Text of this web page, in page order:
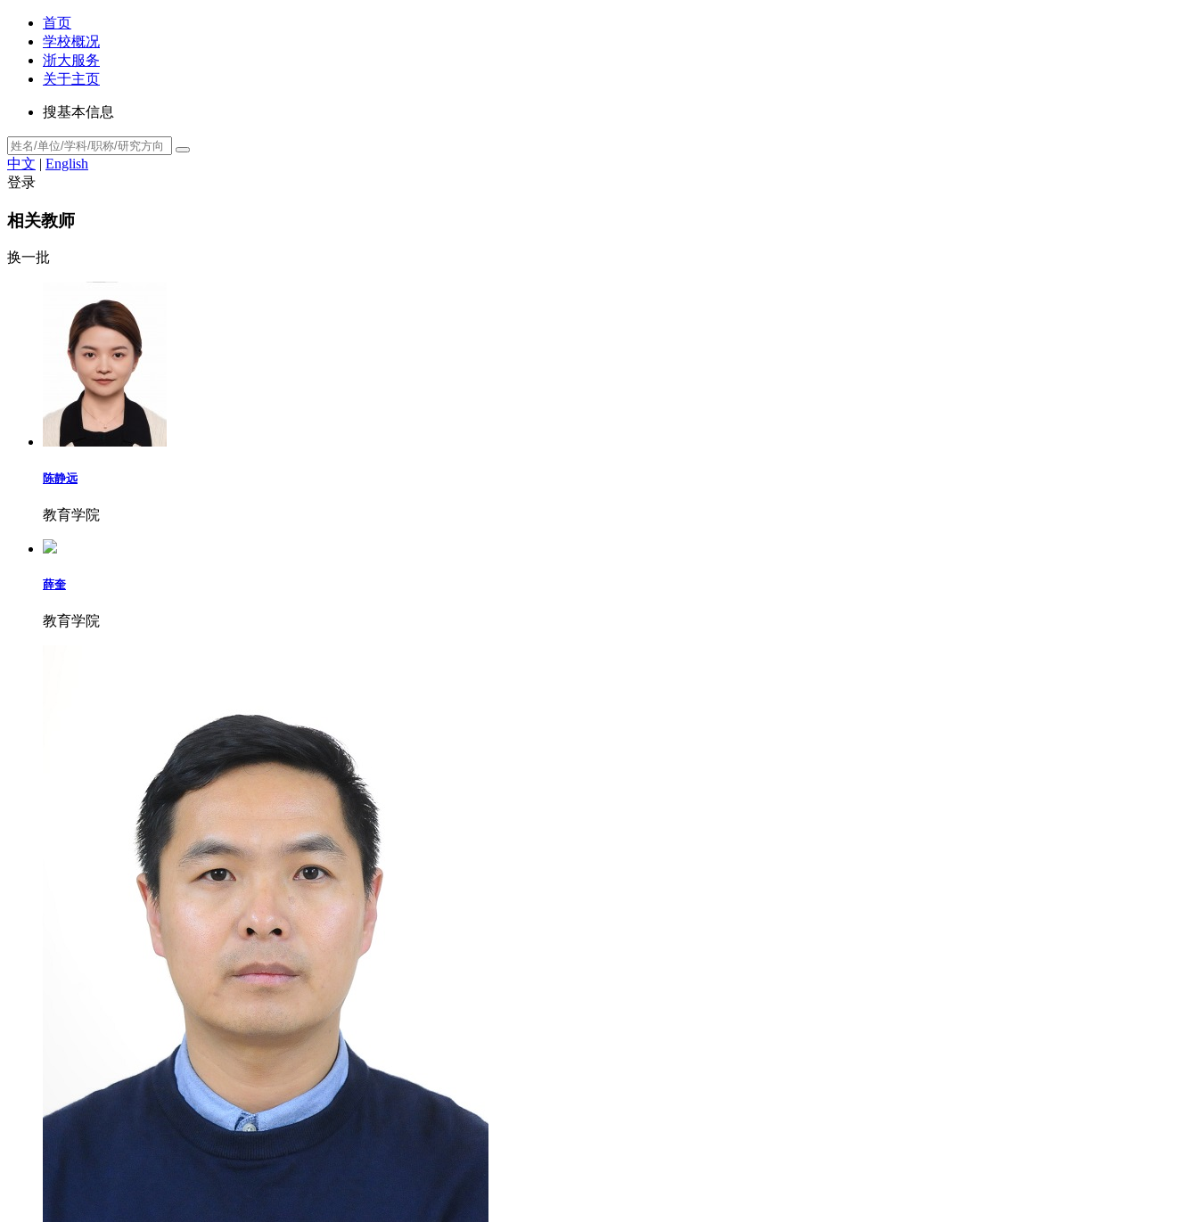
首页
学校概况
浙大服务
关于主页
搜基本信息
中文 | English
登录
相关教师
换一批
陈静远
教育学院
薛奎
教育学院